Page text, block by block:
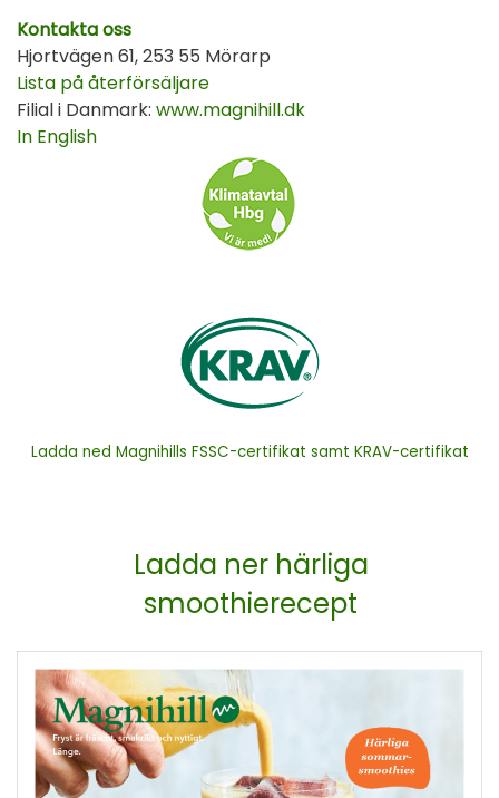
Kontakta oss
Hjortvägen 61, 253 55 Mörarp
Lista på återförsäljare
Filial i Danmark: www.magnihill.dk
In English
Ladda ned Magnihills FSSC-certifikat samt KRAV-certifikat
Ladda ner härliga
smoothierecept